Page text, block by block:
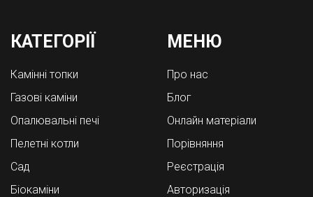
КАТЕГОРІЇ
Камінні топки
Газові каміни
Опалювальні печі
Пелетні котли
Cад
Біокаміни
МЕНЮ
Про нас
Блог
Онлайн матеріали
Порівняння
Реєстрація
Авторизація